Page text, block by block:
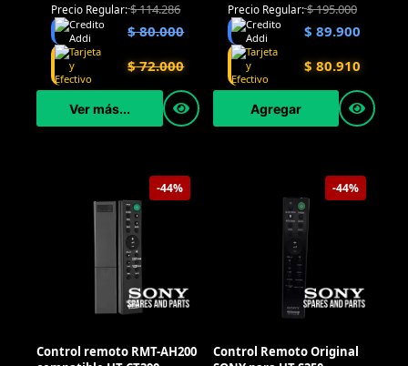
Precio Regular:$114.286
$80.000
$72.000
Ver más...
Precio Regular:$195.000
$ 89.900
$ 80.910
Agregar
-44%
Control remoto RMT-AH200
-44%
Control Remoto Original